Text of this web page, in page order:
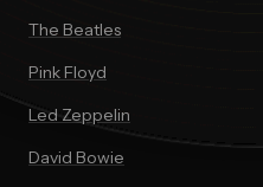
The Beatles
Pink Floyd
Led Zeppelin
David Bowie